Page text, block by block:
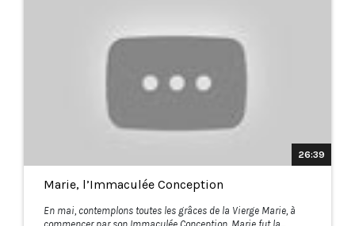
26:39
Marie, l’Immaculée Conception
En mai, contemplons toutes les grâces de la Vierge Marie, à